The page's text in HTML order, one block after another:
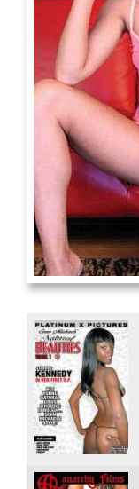
Internal Explosionen